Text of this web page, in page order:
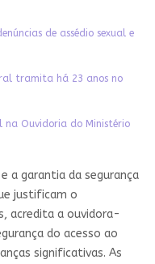
de assédio sexual e
tramita há 23 anos no
na Ouvidoria do Ministério
a garantia da segurança
justificam o
acredita a ouvidora-
do acesso ao
significativas. As